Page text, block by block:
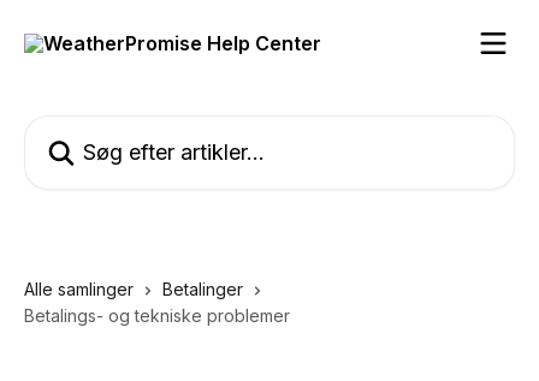
Alle samlinger
Betalinger
Betalings- og tekniske problemer